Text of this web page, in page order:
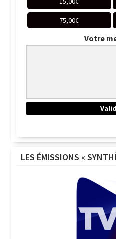
75,00€
Votre
LES ÉMISSIONS «